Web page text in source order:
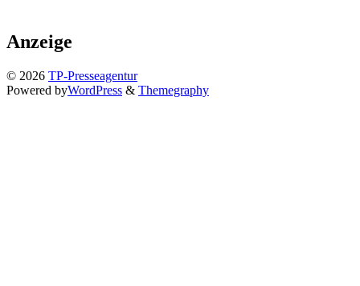
Anzeige
© 2026 TP-Presseagentur
Powered byWordPress & Themegraphy